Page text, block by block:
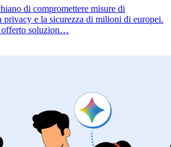
di compromettere misure di
privacy e la sicurezza di milioni di europei.
offerto soluzion…